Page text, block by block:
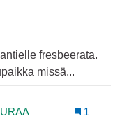
fresbeerata.
missä...
1